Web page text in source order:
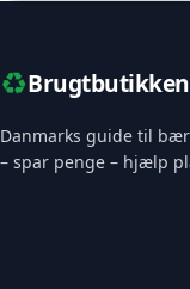
♻️Brugtbutikken
Danmarks guide til
– spar penge – hjælp